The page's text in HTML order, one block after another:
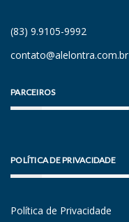
(83) 9.9105-9992
contato@alelontra.com.br
PARCEIROS
POLÍTICA DE PRIVACIDADE
Política de Privacidade